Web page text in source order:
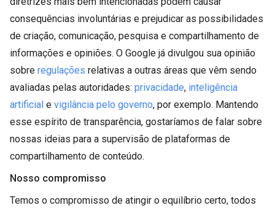
consequências involuntárias e prejudicar as possibilidades
de criação, comunicação, pesquisa e compartilhamento de
informações e opiniões. O Google já divulgou sua opinião
sobre regulações relativas a outras áreas que vêm sendo
avaliadas pelas autoridades: privacidade, inteligência
artificial e vigilância pelo governo, por exemplo. Mantendo
esse espírito de transparência, gostaríamos de falar sobre
nossas ideias para a supervisão de plataformas de
compartilhamento de conteúdo.
Nosso compromisso
Temos o compromisso de atingir o equilíbrio certo, todos